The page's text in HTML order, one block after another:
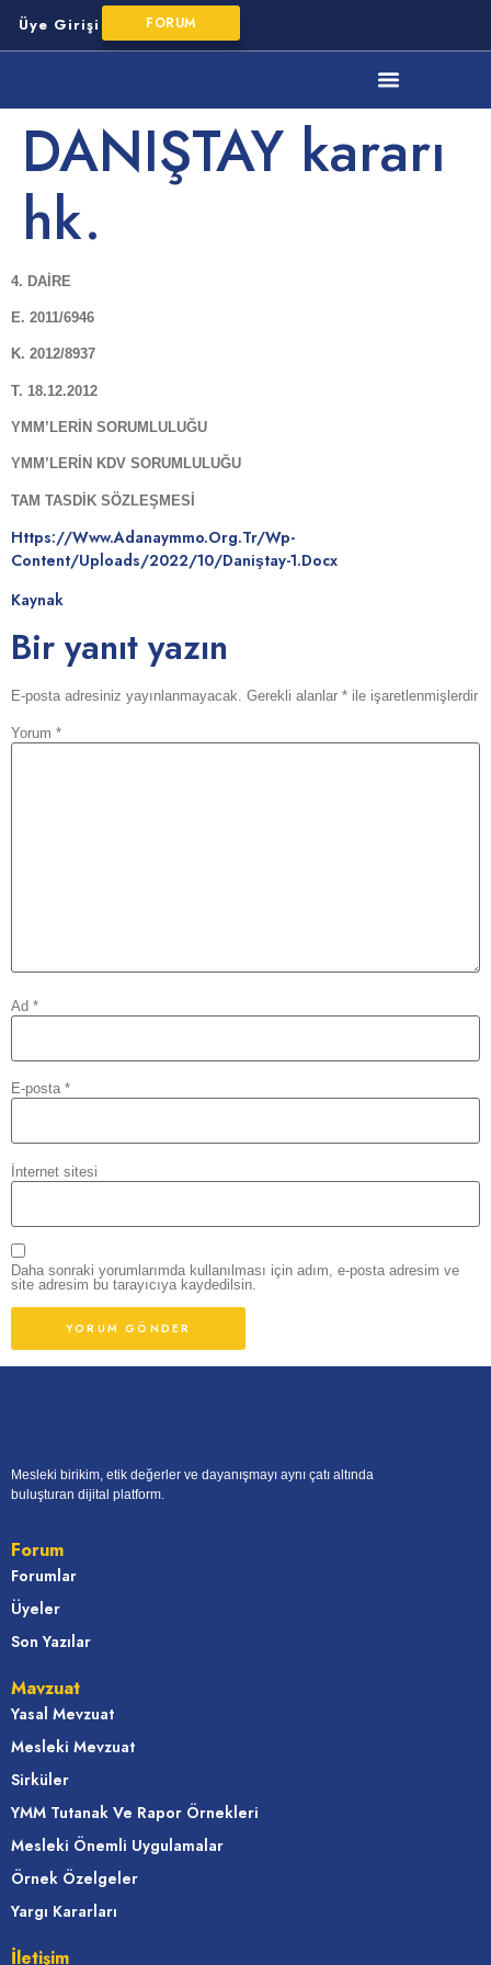
Üye Girişi FORUM
DANIŞTAY kararı
hk.
4. DAİRE
E. 2011/6946
K. 2012/8937
T. 18.12.2012
YMM’LERİN SORUMLULUĞU
YMM’LERİN KDV SORUMLULUĞU
TAM TASDİK SÖZLEŞMESİ
Https://www.adanaymmo.org.tr/wp-
Content/uploads/2022/10/Daniştay-1.docx
Kaynak
Bir yanıt yazın
E-posta adresiniz yayınlanmayacak. Gerekli alanlar * ile işaretlenmişlerdir
Yorum *
Ad *
E-posta *
İnternet sitesi
Daha sonraki yorumlarımda kullanılması için adım, e-posta adresim ve
site adresim bu tarayıcıya kaydedilsin.
Mesleki birikim, etik değerler ve dayanışmayı aynı çatı altında
buluşturan dijital platform.
Forum
Forumlar
Üyeler
Son Yazılar
Mavzuat
Yasal Mevzuat
Mesleki Mevzuat
Sirküler
YMM Tutanak Ve Rapor Örnekleri
Mesleki Önemli Uygulamalar
Örnek Özelgeler
Yargı Kararları
İletişim